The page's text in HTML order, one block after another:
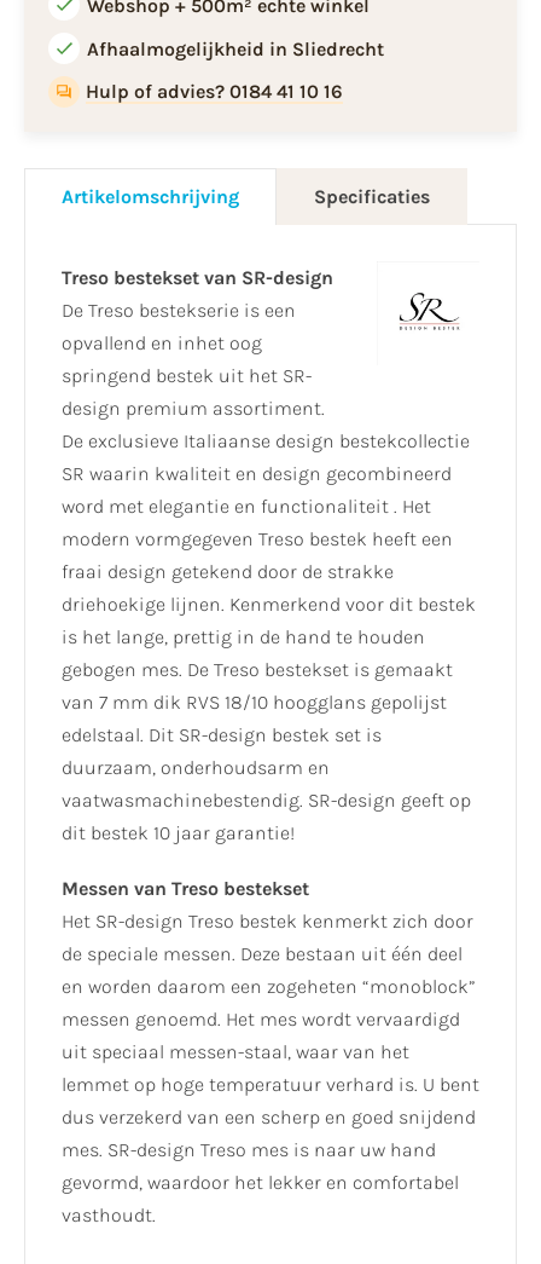
Webshop + 500m² echte winkel
Afhaalmogelijkheid in Sliedrecht
Hulp of advies? 0184 41 10 16
Artikelomschrijving Specificaties
Treso bestekset van SR-design
De Treso bestekserie is een
opvallend en inhet oog
springend bestek uit het SR-
design premium assortiment.
De exclusieve Italiaanse design bestekcollectie
SR waarin kwaliteit en design gecombineerd
word met elegantie en functionaliteit . Het
modern vormgegeven Treso bestek heeft een
fraai design getekend door de strakke
driehoekige lijnen. Kenmerkend voor dit bestek
is het lange, prettig in de hand te houden
gebogen mes. De Treso bestekset is gemaakt
van 7 mm dik RVS 18/10 hoogglans gepolijst
edelstaal. Dit SR-design bestek set is
duurzaam, onderhoudsarm en
vaatwasmachinebestendig. SR-design geeft op
dit bestek 10 jaar garantie!
Messen van Treso bestekset
Het SR-design Treso bestek kenmerkt zich door
de speciale messen. Deze bestaan uit één deel
en worden daarom een zogeheten “monoblock”
messen genoemd. Het mes wordt vervaardigd
uit speciaal messen-staal, waar van het
lemmet op hoge temperatuur verhard is. U bent
dus verzekerd van een scherp en goed snijdend
mes. SR-design Treso mes is naar uw hand
gevormd, waardoor het lekker en comfortabel
vasthoudt.